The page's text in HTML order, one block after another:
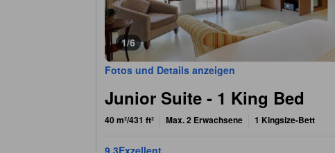
1/6
Fotos und Details anzeigen
Junior Suite - 1 King Bed
40 m²/431 ft² Max. 2 Erwachsene 1 Kingsize-Bett
9,3Exzellent